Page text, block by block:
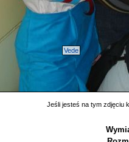
Vede
Jeśli jesteś na tym zdjęciu